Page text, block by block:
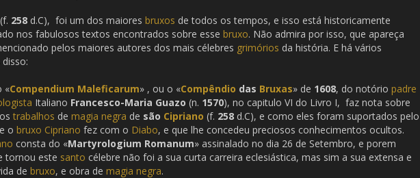
(f. 258 d.C), foi um dos maiores bruxos de todos os tempos, e isso está historicamente
nos fabulosos textos encontrados sobre esse bruxo. Não admira por isso, que apareça
pelos maiores autores dos mais célebres grimórios da história. E há vários
«Compendium Maleficarum» , ou o «Compêndio das Bruxas» de 1608, do notório padre
Italiano Francesco-Maria Guazo (n. 1570), no capitulo VI do Livro I, faz nota sobre
trabalhos de magia negra de são Cipriano (f. 258 d.C), e como eles foram suportados pelo
o bruxo Cipriano fez com o Diabo, e que lhe concedeu preciosos conhecimentos ocultos.
consta do «Martyrologium Romanum» assinalado no dia 26 de Setembro, e porem
tornou este santo célebre não foi a sua curta carreira eclesiástica, mas sim a sua extensa e
de bruxo, e obra de magia negra.